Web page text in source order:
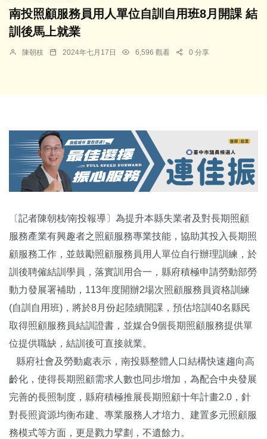
南投照顧服務員用人單位自訓自用班8月開課 結
訓後馬上就業
陳朝枝 2024年七月17日 6,596 觀看 0 分享
〔記者陳朝枝∕南投報導〕為提升本縣失業者及對長期照顧
服務產業有興趣者之照顧服務專業技能，協助其投入長期照
顧服務工作，並鼓勵照顧服務員用人單位自行辦理訓練，於
訓後聘僱結訓學員，落實訓用合一，縣府積極申請勞動部勞
動力發展署補助，113年度開辦2場次照顧服務員資格訓練
(自訓自用班)，將於8月份起陸續開課，預估培訓40名縣民
取得照顧服務員結訓證書，並媒合9個長期照顧服務提供單
位提供職缺，結訓後可直接就業。
縣府社會及勞動處表示，南投縣整體人口結構快速趨向高
齡化，使得長期照顧需求人數也同步增加，為配合中央發展
完善的長照制度，縣府積極推展長期照顧十年計畫2.0，針
對長照資源均衡布建、專業服務人才培力、建置多元照顧服
務模式等方面，更是戮力擘劃，不遺餘力。